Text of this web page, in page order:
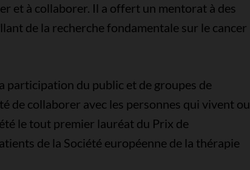
et à collaborer. Il a offert un mentorat à des
de la recherche fondamentale sur le cancer
participation du public et de groupes de
de collaborer avec les personnes qui vivent ou
le tout premier lauréat du Prix de
de la Société européenne de la thérapie